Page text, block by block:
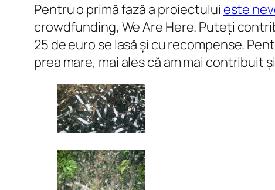
Pentru o primă fază a proiectului este
crowdfunding, We Are Here. Puteți
25 de euro se lasă și cu recompense.
prea mare, mai ales că am mai contribuit